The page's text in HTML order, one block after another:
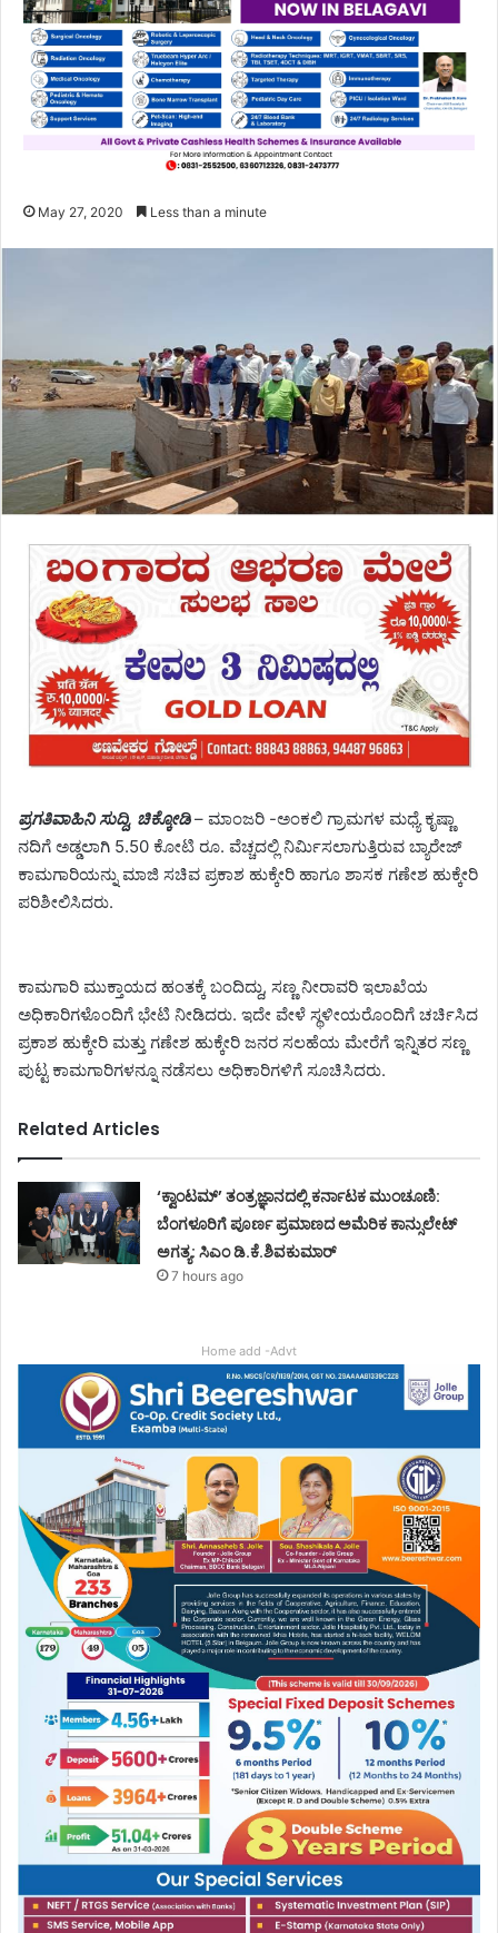
May 27, 2020 Less than a minute
ಪ್ರಗತಿವಾಹಿನಿ ಸುದ್ದಿ, ಚಿಕ್ಕೋಡಿ– ಮಾಂಜರಿ -ಅಂಕಲಿ ಗ್ರಾಮಗಳ ಮಧ್ಯೆ ಕೃಷ್ಣಾ
ನದಿಗೆ ಅಡ್ಡಲಾಗಿ 5.50 ಕೋಟಿ ರೂ. ವೆಚ್ಚದಲ್ಲಿ ನಿರ್ಮಿಸಲಾಗುತ್ತಿರುವ ಬ್ಯಾರೇಜ್
ಕಾಮಗಾರಿಯನ್ನು ಮಾಜಿ ಸಚಿವ ಪ್ರಕಾಶ ಹುಕ್ಕೇರಿ ಹಾಗೂ ಶಾಸಕ ಗಣೇಶ ಹುಕ್ಕೇರಿ
ಪರಿಶೀಲಿಸಿದರು.
ಕಾಮಗಾರಿ ಮುಕ್ತಾಯದ ಹಂತಕ್ಕೆ ಬಂದಿದ್ದು, ಸಣ್ಣ ನೀರಾವರಿ ಇಲಾಖೆಯ
ಅಧಿಕಾರಿಗಳೊಂದಿಗೆ ಭೇಟಿ ನೀಡಿದರು. ಇದೇ ವೇಳೆ ಸ್ಥಳೀಯರೊಂದಿಗೆ ಚರ್ಚಿಸಿದ
ಪ್ರಕಾಶ ಹುಕ್ಕೇರಿ ಮತ್ತು ಗಣೇಶ ಹುಕ್ಕೇರಿ ಜನರ ಸಲಹೆಯ ಮೇರೆಗೆ ಇನ್ನಿತರ ಸಣ್ಣ
ಪುಟ್ಟ ಕಾಮಗಾರಿಗಳನ್ನೂ ನಡೆಸಲು ಅಧಿಕಾರಿಗಳಿಗೆ ಸೂಚಿಸಿದರು.
Related Articles
‘ಕ್ವಾಂಟಮ್’ ತಂತ್ರಜ್ಞಾನದಲ್ಲಿ ಕರ್ನಾಟಕ ಮುಂಚೂಣಿ:
ಬೆಂಗಳೂರಿಗೆ ಪೂರ್ಣ ಪ್ರಮಾಣದ ಅಮೆರಿಕ ಕಾನ್ಸುಲೇಟ್
ಅಗತ್ಯ: ಸಿಎಂ ಡಿ.ಕೆ.ಶಿವಕುಮಾರ್
7 hours ago
Home add -Advt